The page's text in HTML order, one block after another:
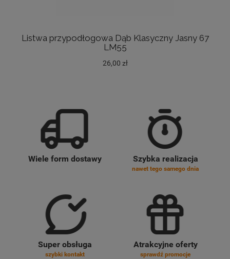
Listwa przypodłogowa Dąb Klasyczny Jasny 67
LM55
26,00 zł
Wiele form dostawy Szybka realizacja
nawet tego samego dnia
Super obsługa
szybki kontakt
Atrakcyjne oferty
sprawdź promocje